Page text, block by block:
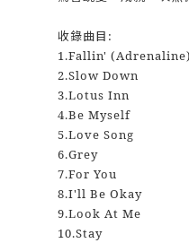
收錄曲目:
1.Fallin'
2.Slow Down
3.Lotus Inn
4.Be Myself
5.Love Song
6.Grey
7.For You
8.I'll Be Okay
9.Look At Me
10.Stay